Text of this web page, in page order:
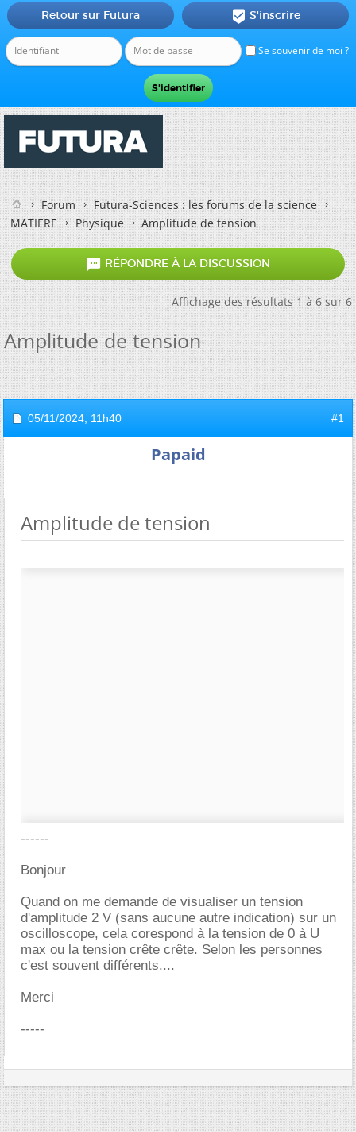
Se souvenir de moi ?
Retour sur Futura  S'inscrire
Forum
Futura-Sciences : les forums de la science
MATIERE
Physique Amplitude de tension
 RÉPONDRE À LA DISCUSSION
Affichage des résultats 1 à 6 sur 6
Amplitude de tension
05/11/2024, 11h40 #1
Papaid
Amplitude de tension
------
Bonjour
Quand on me demande de visualiser un tension
d'amplitude 2 V (sans aucune autre indication) sur un
oscilloscope, cela corespond à la tension de 0 à U
max ou la tension crête crête. Selon les personnes
c'est souvent différents....
Merci
-----